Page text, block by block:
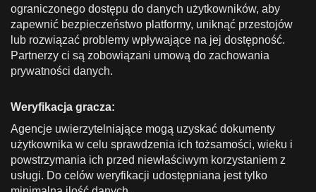
ograniczonego dostępu do danych użytkowników, aby
zapewnić bezpieczeństwo platformy, uniknąć przestojów
lub rozwiązać problemy wpływające na jej dostępność.
Partnerzy ci są zobowiązani umową do zachowania
prywatności danych.
Weryfikacja gracza:
Agencje uwierzytelniające mogą uzyskać dokumenty
użytkownika w celu sprawdzenia ich tożsamości, wieku i
powstrzymania ich przed niewłaściwym korzystaniem z
usługi. Do celów weryfikacji udostępniana jest tylko